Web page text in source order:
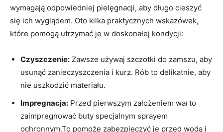
wymagają odpowiedniej pielęgnacji, aby długo cieszyć
się ich wyglądem. Oto kilka praktycznych wskazówek,
które pomogą utrzymać je w doskonałej kondycji:
Czyszczenie: Zawsze używaj szczotki do zamszu, aby
usunąć zanieczyszczenia i kurz. Rób to delikatnie, aby
nie uszkodzić materiału.
Impregnacja: Przed pierwszym założeniem warto
zaimpregnować buty specjalnym sprayem
ochronnym.To pomoże zabezpieczyć je przed wodą i